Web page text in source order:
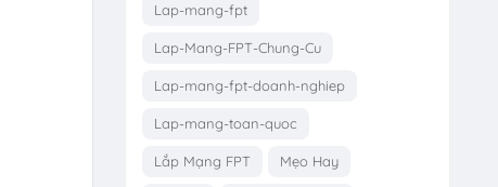
Lap-mang-fpt
Lap-Mang-FPT-Chung-Cu
Lap-mang-fpt-doanh-nghiep
Lap-mang-toan-quoc
Lắp Mạng FPT Mẹo Hay